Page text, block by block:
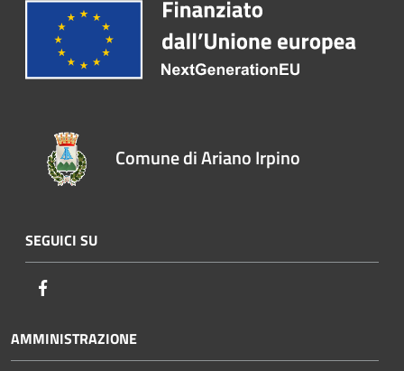
Comune di Ariano Irpino
SEGUICI SU
AMMINISTRAZIONE